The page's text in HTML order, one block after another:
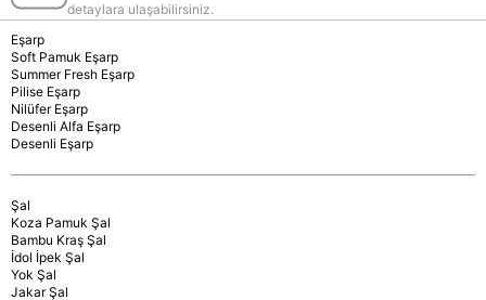
detaylara ulaşabilirsiniz.
Eşarp
Soft Pamuk Eşarp
Summer Fresh Eşarp
Pilise Eşarp
Nilüfer Eşarp
Desenli Alfa Eşarp
Desenli Eşarp
Şal
Koza Pamuk Şal
Bambu Kraş Şal
İdol İpek Şal
Yok Şal
Jakar Şal